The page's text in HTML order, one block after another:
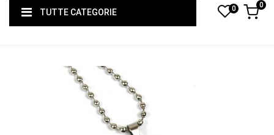
TUTTE CATEGORIE 0 0